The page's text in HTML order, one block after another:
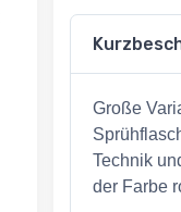
Große
Technik
der Farbe